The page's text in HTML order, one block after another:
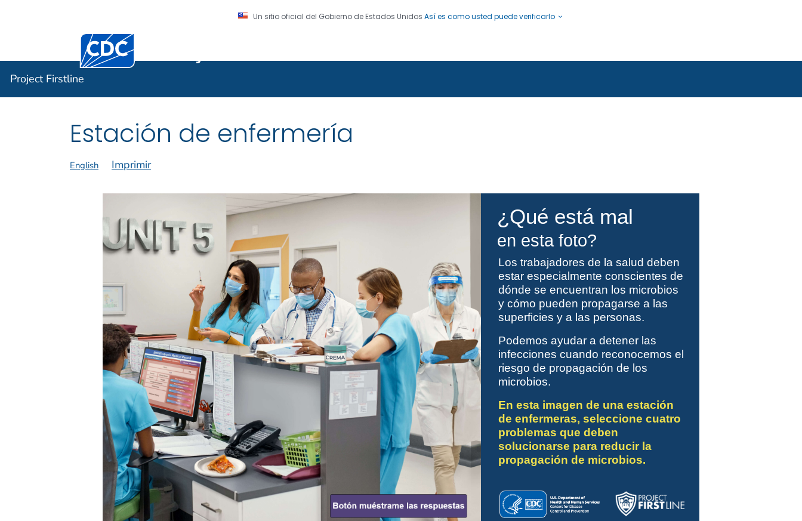
Un sitio oficial del Gobierno de Estados Unidos Así es como usted puede verificarlo
Centros para el Control y la Prevención de Enfermedades. CDC 24/7: Salvamos vidas. Protegemos a la gente.
Project Firstline
Estación de enfermería
English Imprimir